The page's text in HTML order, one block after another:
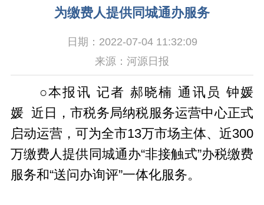
为缴费人提供同城通办服务
日期：2022-07-04 11:32:09
来源：河源日报
○本报讯 记者 郝晓楠 通讯员 钟媛
媛 近日，市税务局纳税服务运营中心正式
启动运营，可为全市13万市场主体、近300
万缴费人提供同城通办“非接触式”办税缴费
服务和“送问办询评”一体化服务。